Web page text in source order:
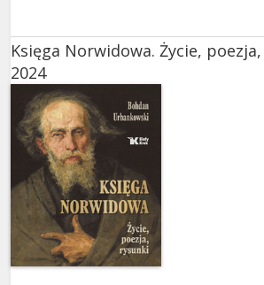
Księga Norwidowa. Życie,
2024